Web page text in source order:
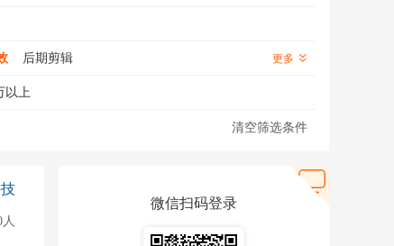
后期剪辑 更多
以上
清空筛选条件
微信扫码登录